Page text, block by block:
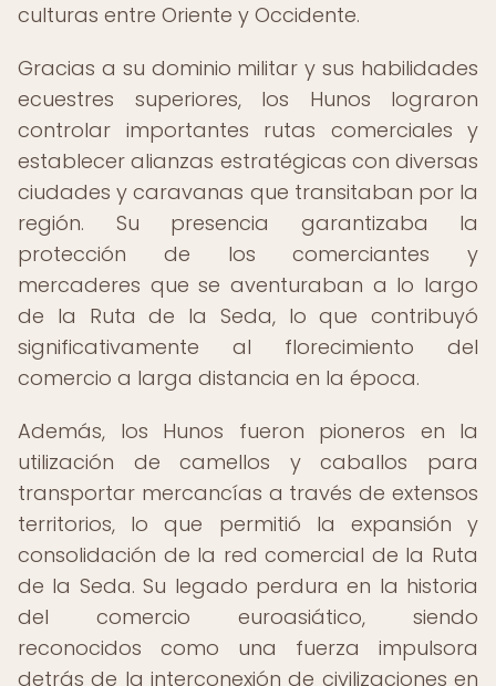
culturas entre Oriente y Occidente.
Gracias a su dominio militar y sus habilidades
ecuestres superiores, los Hunos lograron
controlar importantes rutas comerciales y
establecer alianzas estratégicas con diversas
ciudades y caravanas que transitaban por la
región. Su presencia garantizaba la
protección de los comerciantes y
mercaderes que se aventuraban a lo largo
de la Ruta de la Seda, lo que contribuyó
significativamente al florecimiento del
comercio a larga distancia en la época.
Además, los Hunos fueron pioneros en la
utilización de camellos y caballos para
transportar mercancías a través de extensos
territorios, lo que permitió la expansión y
consolidación de la red comercial de la Ruta
de la Seda. Su legado perdura en la historia
del comercio euroasiático, siendo
reconocidos como una fuerza impulsora
detrás de la interconexión de civilizaciones en